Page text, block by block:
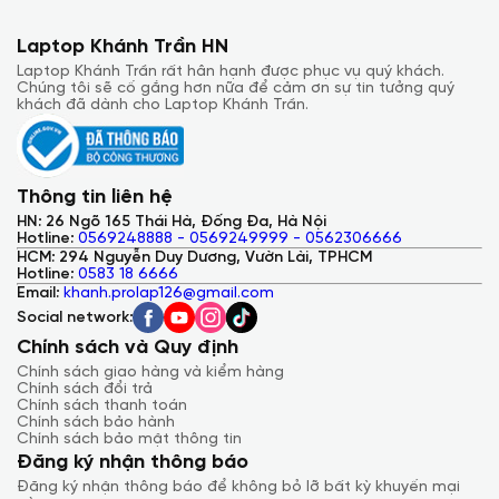
Tương tự, thanh trỏ màu đen và màu xanh của máy tính xách
tay cung cấp một cách tuyệt vời để chúng ta có thể điều
hướng con trỏ quanh màn hình mà không cần nhấc ngón tay
ra khỏi bàn phím. Nub lõm mềm mại và có 12 chấm cao su
giúp dễ cầm nắm.
Màn hình FHD Loa
Dell đã trang bị màn hình 15,6 FHD IPS cho Latitude E5570
cung cấp màu sắc rực rỡ nhưng chỉ có độ sáng khiêm tốn.
Trong thử nghiệm của Laptop Khánh Trần khi xem đoạn video
trên Youtube trên màn hình 1920 x 1080 của Latitude E5570,
màn cho màu sắc mạnh mẽ và chi tiết sắc nét . Dell Latitude
E5570 có bảng điều khiển AUO B156HW01 V1 có góc nhìn tuyệt
vời.Màn hình này rất rõ ràng mà không có lớp phủ chống chói .
Thông số kỹ thuật của Dell khẳng định độ sáng 300 nit là quá
đủ cho sử dụng trong nhà thông thường nhưng sẽ phải vật lộn
dưới ánh sáng mặt trời. So sánh cạnh nhau cho thấy nó sáng
hơn một chút ở độ sáng tối đa so với
Laptop Khánh Trần HN
Laptop Khánh Trần rất hân hạnh được phục vụ quý khách.
Chúng tôi sẽ cố gắng hơn nữa để cảm ơn sự tin tưởng quý
khách đã dành cho Laptop Khánh Trần.
Thông tin liên hệ
HN: 26 Ngõ 165 Thái Hà, Đống Đa, Hà Nội
Hotline: 0569248888 - 0569249999 - 0562306666
HCM: 294 Nguyễn Duy Dương, Vườn Lài, TPHCM
Hotline: 0583 18 6666
Email: khanh.prolap126@gmail.com
Social network:
Chính sách và Quy định
Chính sách giao hàng và kiểm hàng
Chính sách đổi trả
Chính sách thanh toán
Chính sách bảo hành
Chính sách bảo mật thông tin
Đăng ký nhận thông báo
Đăng ký nhận thông báo để không bỏ lỡ bất kỳ khuyến mại